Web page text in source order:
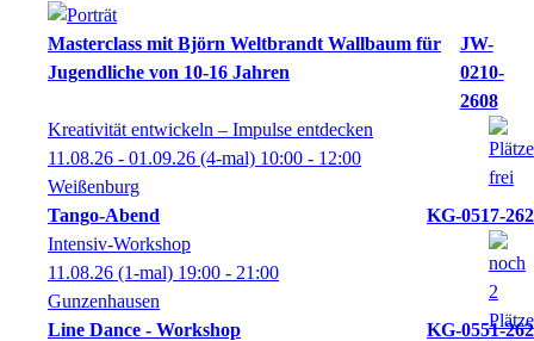
Masterclass mit Björn Weltbrandt Wallbaum für
Jugendliche von 10-16 Jahren
JW-
0210-
2608
Kreativität entwickeln – Impulse entdecken
11.08.26 - 01.09.26 (4-mal) 10:00 - 12:00
Weißenburg
Tango-Abend
KG-0517-262
Intensiv-Workshop
11.08.26 (1-mal) 19:00 - 21:00
Gunzenhausen
Line Dance - Workshop
KG-0551-262